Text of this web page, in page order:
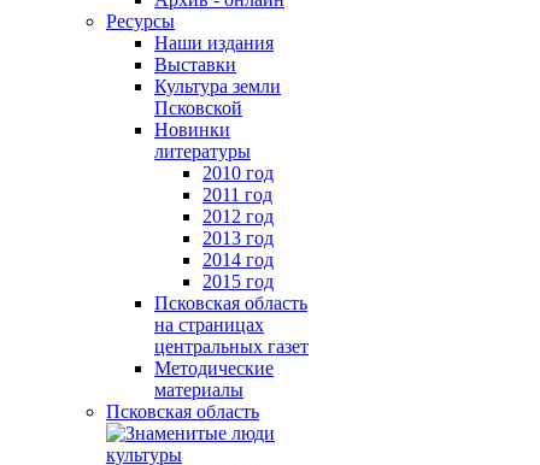
Ресурсы
Наши издания
Выставки
Культура земли
Псковской
Новинки
литературы
2010 год
2011 год
2012 год
2013 год
2014 год
2015 год
Псковская область
на страницах
центральных газет
Методические
материалы
Псковская область